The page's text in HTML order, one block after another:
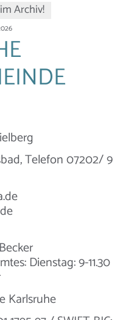
Archiv!
Telefon 07202/ 9
Dienstag: 9-11.30
Karlsruhe